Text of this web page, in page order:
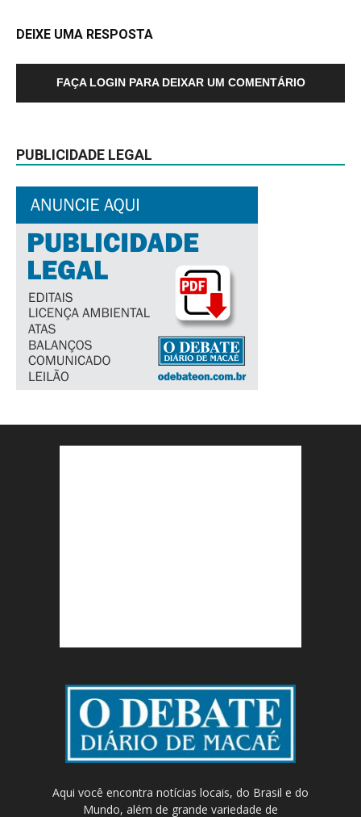
DEIXE UMA RESPOSTA
FAÇA LOGIN PARA DEIXAR UM COMENTÁRIO
PUBLICIDADE LEGAL
Aqui você encontra notícias locais, do Brasil e do
Mundo, além de grande variedade de